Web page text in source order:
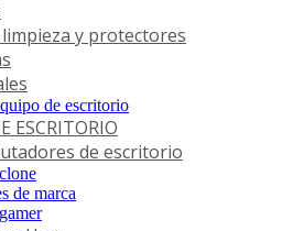
limpieza y protectores
de escritorio
ESCRITORIO
de escritorio
de marca